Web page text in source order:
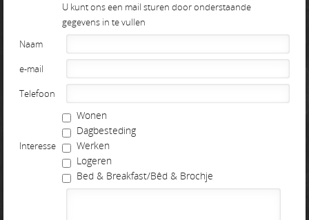
U kunt ons een mail sturen door onderstaande
gegevens in te vullen
Naam
e-mail
Telefoon
Interesse
Wonen
Dagbesteding
Werken
Logeren
Bed & Breakfast/Bêd & Brochje